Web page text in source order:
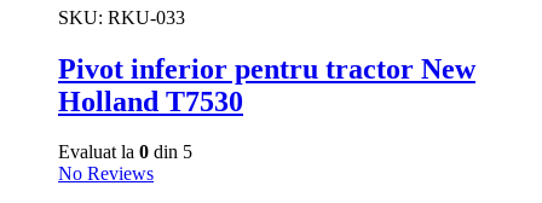
SKU: RKU-033
Pivot inferior pentru tractor New
Holland T7530
Evaluat la 0 din 5
No Reviews